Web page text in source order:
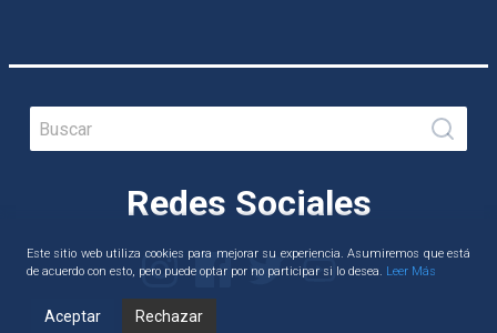
for:
Redes Sociales
instagram
Facebook
twitteryoutube
Este sitio web utiliza cookies para mejorar su experiencia. Asumiremos que está
de acuerdo con esto, pero puede optar por no participar si lo desea. Leer Más
Aceptar Rechazar